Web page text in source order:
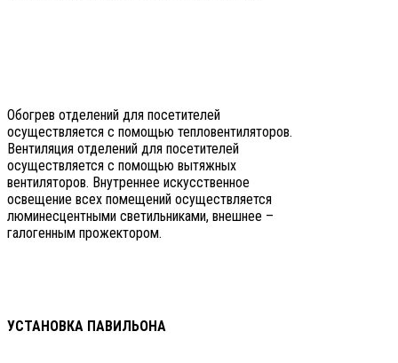
Обогрев отделений для посетителей
осуществляется с помощью тепловентиляторов.
Вентиляция отделений для посетителей
осуществляется с помощью вытяжных
вентиляторов. Внутреннее искусственное
освещение всех помещений осуществляется
люминесцентными светильниками, внешнее –
галогенным прожектором.
УСТАНОВКА ПАВИЛЬОНА